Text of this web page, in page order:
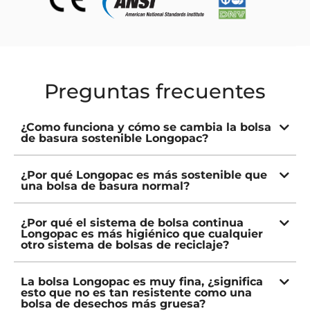
Preguntas frecuentes
¿Como funciona y cómo se cambia la bolsa
de basura sostenible Longopac?
¿Por qué Longopac es más sostenible que
una bolsa de basura normal?
¿Por qué el sistema de bolsa continua
Longopac es más higiénico que cualquier
otro sistema de bolsas de reciclaje?
La bolsa Longopac es muy fina, ¿significa
esto que no es tan resistente como una
bolsa de desechos más gruesa?